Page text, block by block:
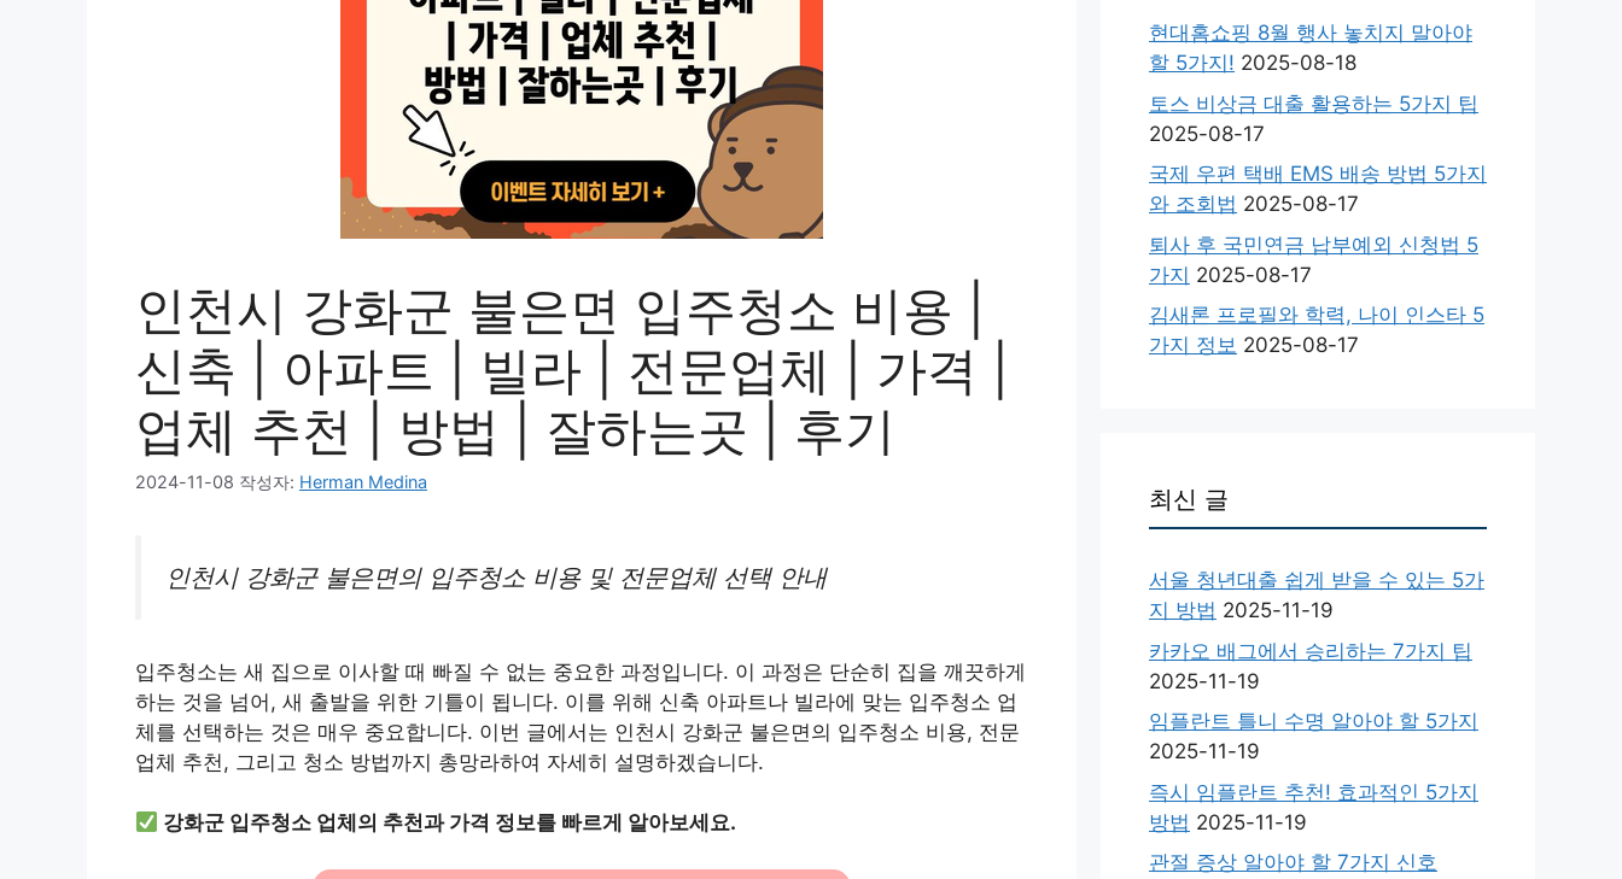
인천시 강화군 불은면 입주청소 비용 |
신축 | 아파트 | 빌라 | 전문업체 | 가격 |
업체 추천 | 방법 | 잘하는곳 | 후기
2024-11-08 작성자: Herman Medina
인천시 강화군 불은면의 입주청소 비용 및 전문업체 선택 안내
입주청소는 새 집으로 이사할 때 빠질 수 없는 중요한 과정입니다. 이 과정은 단순히 집을 깨끗하게
하는 것을 넘어, 새 출발을 위한 기틀이 됩니다. 이를 위해 신축 아파트나 빌라에 맞는 입주청소 업
체를 선택하는 것은 매우 중요합니다. 이번 글에서는 인천시 강화군 불은면의 입주청소 비용, 전문
업체 추천, 그리고 청소 방법까지 총망라하여 자세히 설명하겠습니다.
강화군 입주청소 업체의 추천과 가격 정보를 빠르게 알아보세요.
현대홈쇼핑 8월 행사 놓치지 말아야
할 5가지! 2025-08-18
토스 비상금 대출 활용하는 5가지 팁
2025-08-17
국제 우편 택배 EMS 배송 방법 5가지
와 조회법 2025-08-17
퇴사 후 국민연금 납부예외 신청법 5
가지 2025-08-17
김새론 프로필와 학력, 나이 인스타 5
가지 정보 2025-08-17
최신 글
서울 청년대출 쉽게 받을 수 있는 5가
지 방법 2025-11-19
카카오 배그에서 승리하는 7가지 팁
2025-11-19
임플란트 틀니 수명 알아야 할 5가지
2025-11-19
즉시 임플란트 추천! 효과적인 5가지
방법 2025-11-19
관절 증상 알아야 할 7가지 신호